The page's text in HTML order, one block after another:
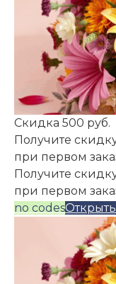
Скидка 500 руб.
Получите
при первом
Получите
при первом
no codes